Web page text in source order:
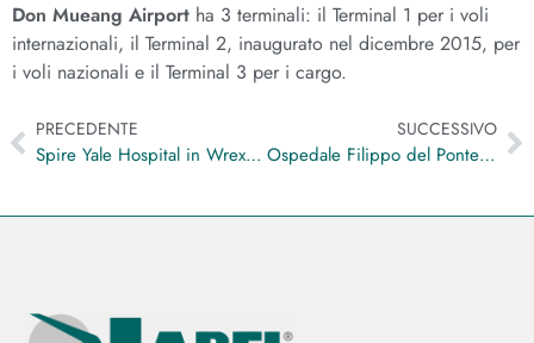
Don Mueang Airport ha 3 terminali: il Terminal 1 per i voli
internazionali, il Terminal 2, inaugurato nel dicembre 2015, per
i voli nazionali e il Terminal 3 per i cargo.
PRECEDENTE
Spire Yale Hospital in Wrexham
SUCCESSIVO
Ospedale Filippo del Ponte (Varese)